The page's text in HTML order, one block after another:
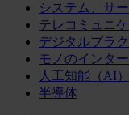
システム、サ
テレコミュニ
デジタルプラ
モノのインタ
人工知能（AI）
半導体